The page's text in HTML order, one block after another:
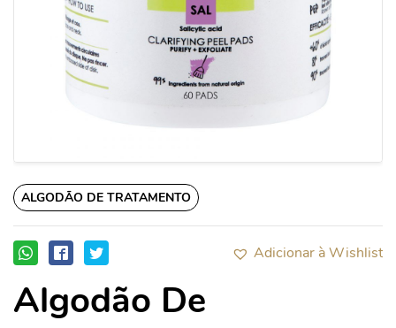
ALGODÃO DE TRATAMENTO
Adicionar à Wishlist
Algodão De